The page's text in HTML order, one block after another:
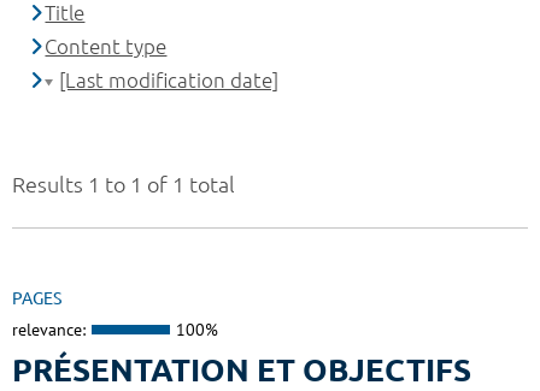
Results 1 to 1 of 1 total
PAGES
relevance: 100%
PRÉSENTATION ET OBJECTIFS
Title
Content type
[Last modification date]